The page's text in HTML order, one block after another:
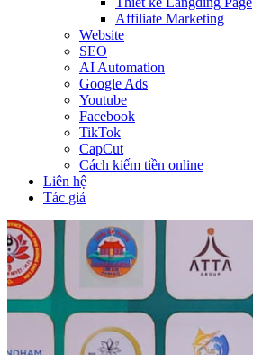
Affiliate Marketing
Website
SEO
AI Automation
Google Ads
Youtube
Facebook
TikTok
CapCut
Cách kiếm tiền online
Liên hệ
Tác giả